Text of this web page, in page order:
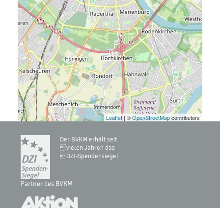
Leaflet | ©OpenStreetMapcontributors
Der BVKM erhält seit
vielen Jahren das
DZI-Spendensiegel
Partner des BVKM